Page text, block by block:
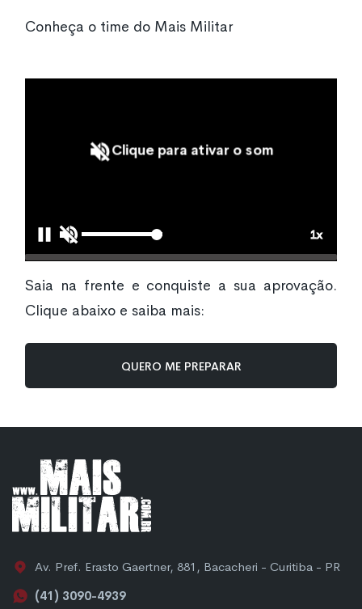
Conheça o time do Mais Militar
Clique para ativar o som
Saia na frente e conquiste a sua aprovação.
Clique abaixo e saiba mais:
QUERO ME PREPARAR
Av. Pref. Erasto Gaertner, 881, Bacacheri - Curitiba - PR
(41) 3090-4939